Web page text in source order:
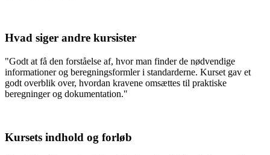
Hvad siger andre kursister
"Godt at få den forståelse af, hvor man finder de nødvendige
informationer og beregningsformler i standarderne. Kurset gav et
godt overblik over, hvordan kravene omsættes til praktiske
beregninger og dokumentation."
Kursets indhold og forløb